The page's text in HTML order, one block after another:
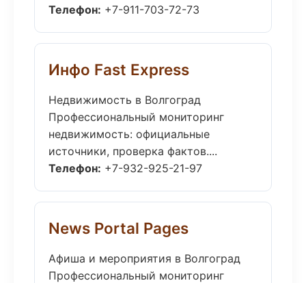
Телефон: +7-911-703-72-73
Инфо Fast Express
Недвижимость в Волгоград
Профессиональный мониторинг
недвижимость: официальные
источники, проверка фактов....
Телефон: +7-932-925-21-97
News Portal Pages
Афиша и мероприятия в Волгоград
Профессиональный мониторинг